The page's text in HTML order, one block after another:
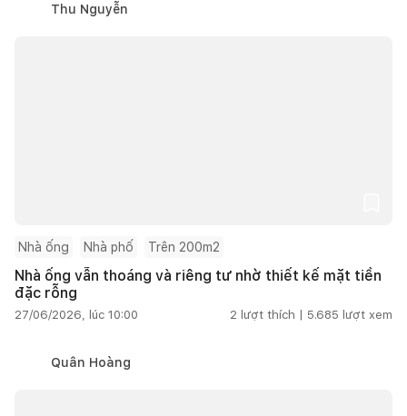
Thu Nguyễn
Nhà ống Nhà phố Trên 200m2
Nhà ống vẫn thoáng và riêng tư nhờ thiết kế mặt tiền
đặc rỗng
27/06/2026, lúc 10:00 2 lượt thích | 5.685 lượt xem
Quân Hoàng